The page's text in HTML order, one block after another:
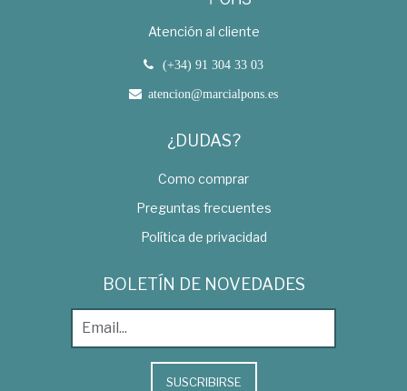
Atención al cliente
(+34) 91 304 33 03
atencion@marcialpons.es
¿DUDAS?
Como comprar
Preguntas frecuentes
Política de privacidad
BOLETÍN DE NOVEDADES
SUSCRIBIRSE